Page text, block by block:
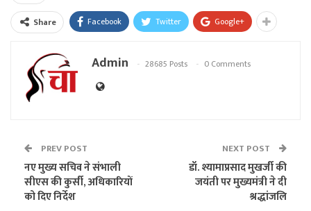
Share Facebook Twitter Google+
Admin 28685 Posts 0 Comments
PREV POST
नए मुख्य सचिव ने संभाली
सीएस की कुर्सी, अधिकारियों
को दिए निर्देश
NEXT POST
डॉ. श्यामाप्रसाद मुखर्जी की
जयंती पर मुख्यमंत्री ने दी
श्रद्धांजलि